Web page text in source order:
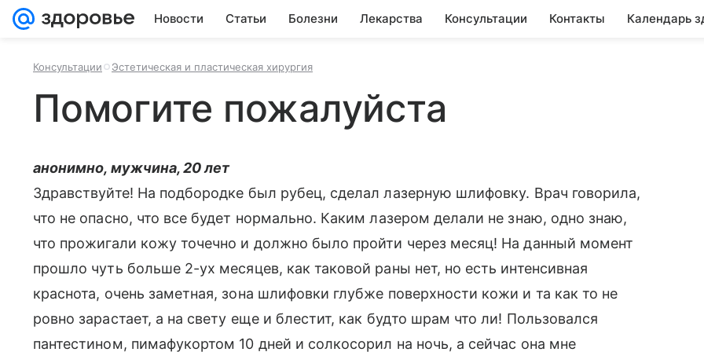
Новости Статьи Болезни Лекарства Консультации Контакты Календарь
Консультации Эстетическая и пластическая хирургия
Помогите пожалуйста
анонимно, мужчина, 20 лет
Здравствуйте! На подбородке был рубец, сделал лазерную шлифовку. Врач говорила,
что не опасно, что все будет нормально. Каким лазером делали не знаю, одно знаю,
что прожигали кожу точечно и должно было пройти через месяц! На данный момент
прошло чуть больше 2-ух месяцев, как таковой раны нет, но есть интенсивная
краснота, очень заметная, зона шлифовки глубже поверхности кожи и та как то не
ровно зарастает, а на свету еще и блестит, как будто шрам что ли! Пользовался
пантестином, пимафукортом 10 дней и солкосорил на ночь, а сейчас она мне